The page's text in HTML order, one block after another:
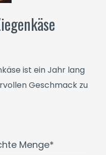
ist ein Jahr lang
Geschmack zu
Menge*